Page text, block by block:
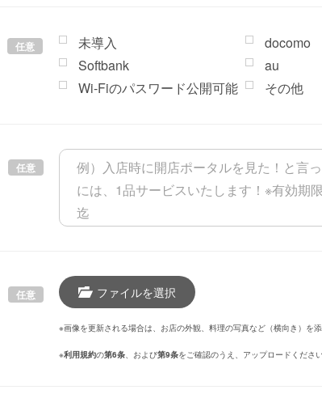
任意 未導入
docomo
Softbank
au
Wi-Fiのパスワード公開可能
その他
任意
任意 ファイルを選択
※画像を更新される場合は、お店の外観、料理の写真など（横向き）を
※利用規約の第6条、および第9条をご確認のうえ、アップロードくださ